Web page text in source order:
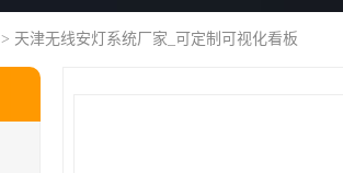
> 天津无线安灯系统厂家_可定制可视化看板